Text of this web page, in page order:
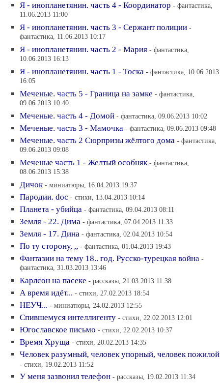
Я - инопланетянин. часть 4 - Координатор - фантастика,
11.06.2013 11:00
Я - инопланетянин. часть 3 - Сержант полиции -
фантастика, 11.06.2013 10:17
Я - инопланетянин. часть 2 - Мария - фантастика,
10.06.2013 16:13
Я - инопланетянин. часть 1 - Тоска - фантастика, 10.06.2013
16:05
Меченые. часть 5 - Граница на замке - фантастика,
09.06.2013 10:40
Меченые. часть 4 - Домой - фантастика, 09.06.2013 10:02
Меченые. часть 3 - Мамочка - фантастика, 09.06.2013 09:48
Меченые. часть 2 Сюрпризы жёлтого дома - фантастика,
09.06.2013 09:08
Меченые часть 1 - Желтый особняк - фантастика,
08.06.2013 15:38
Дичок - миниатюры, 16.04.2013 19:37
Пародии. doc - стихи, 13.04.2013 10:14
Планета - убийца - фантастика, 09.04.2013 08:11
Земля - 22. Дима - фантастика, 07.04.2013 11:33
Земля - 17. Дина - фантастика, 02.04.2013 10:54
По ту сторону, ,, - фантастика, 01.04.2013 19:43
Фантазии на тему 18.. год. Русско-турецкая война -
фантастика, 31.03.2013 13:46
Карлсон на пасеке - рассказы, 21.03.2013 11:38
А время идёт... - стихи, 27.02.2013 18:54
НЕУЧ... - миниатюры, 24.02.2013 12:55
Спившемуся интеллигенту - стихи, 22.02.2013 12:01
Югославское письмо - стихи, 22.02.2013 10:37
Время Хруща - стихи, 20.02.2013 14:35
Человек разумный, человек упорный, человек пожилой
- стихи, 19.02.2013 11:52
У меня зазвонил телефон - рассказы, 19.02.2013 11:34